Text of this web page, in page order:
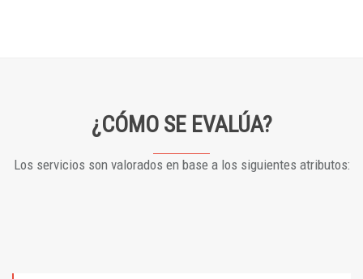
¿CÓMO SE EVALÚA?
Los servicios son valorados en base a los siguientes atributos: